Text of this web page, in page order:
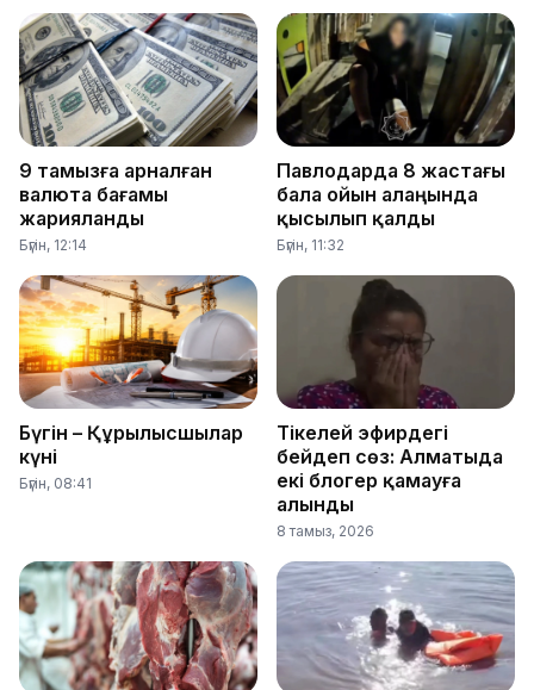
9 тамызға арналған
валюта бағамы
жарияланды
Бүгін, 12:14
Павлодарда 8 жастағы
бала ойын алаңында
қысылып қалды
Бүгін, 11:32
Бүгін – Құрылысшылар
күні
Бүгін, 08:41
Тікелей эфирдегі
бейәдеп сөз: Алматыда
екі блогер қамауға
алынды
8 тамыз, 2026